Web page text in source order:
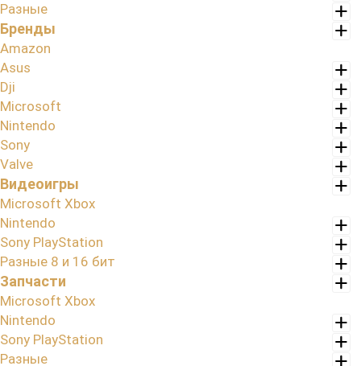
Разные
Бренды
Amazon
Asus
Dji
Microsoft
Nintendo
Sony
Valve
Видеоигры
Microsoft Xbox
Nintendo
Sony PlayStation
Разные 8 и 16 бит
Запчасти
Microsoft Xbox
Nintendo
Sony PlayStation
Разные